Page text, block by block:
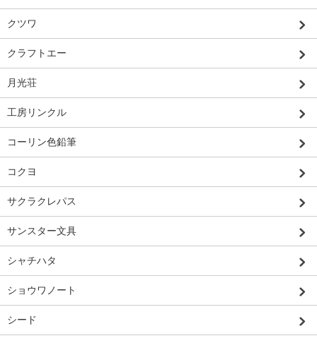
クツワ
クラフトエー
月光荘
工房リンクル
コーリン色鉛筆
コクヨ
サクラクレパス
サンスター文具
シャチハタ
ショウワノート
シード